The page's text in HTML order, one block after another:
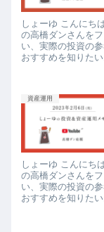
しょーゆ こんにち
の高橋ダンさんを
い、実際の投資の
おすすめを知りたい
資産運用
しょーゆ こんにち
の高橋ダンさんを
い、実際の投資の
おすすめを知りた